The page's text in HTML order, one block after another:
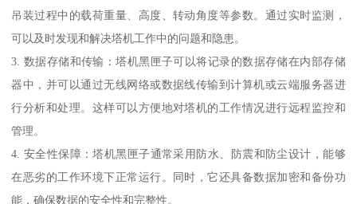
吊装过程中的载荷重量、高度、转动角度等参数。通过实时监测，
可以及时发现和解决塔机工作中的问题和隐患。
3. 数据存储和传输：塔机黑匣子可以将记录的数据存储在内部存储
器中，并可以通过无线网络或数据线传输到计算机或云端服务器进
行分析和处理。这样可以方便地对塔机的工作情况进行远程监控和
管理。
4. 安全性保障：塔机黑匣子通常采用防水、防震和防尘设计，能够
在恶劣的工作环境下正常运行。同时，它还具备数据加密和备份功
能，确保数据的安全性和完整性。